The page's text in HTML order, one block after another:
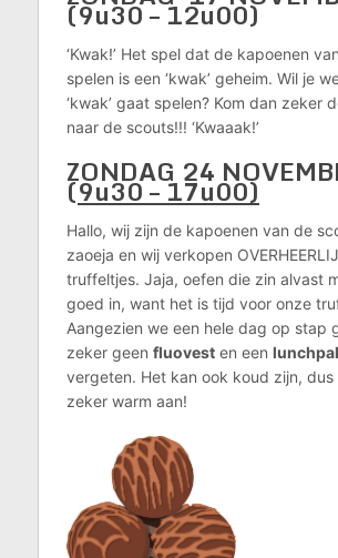
(9u30 – 12u00)
‘Kwak!’ Het spel dat de kapoenen
spelen is een ‘kwak’ geheim. Wil je
‘kwak’ gaat spelen? Kom dan zeker
naar de scouts!!! ‘Kwaaak!’
ZONDAG 24
(9u30 – 17u00)
Hallo, wij zijn de kapoenen van de
zaoeja en wij verkopen
truffeltjes. Jaja, oefen die zin alvast
goed in, want het is tijd voor onze
Aangezien we een hele dag op stap
zeker geen fluovesten een
vergeten. Het kan ook koud zijn, dus
zeker warm aan!